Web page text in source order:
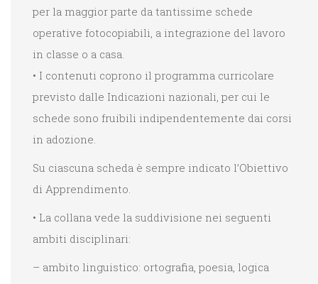
per la maggior parte da tantissime schede
operative fotocopiabili, a integrazione del lavoro
in classe o a casa.
• I contenuti coprono il programma curricolare
previsto dalle Indicazioni nazionali, per cui le
schede sono fruibili indipendentemente dai corsi
in adozione.
Su ciascuna scheda è sempre indicato l’Obiettivo
di Apprendimento.
• La collana vede la suddivisione nei seguenti
ambiti disciplinari:
– ambito linguistico: ortografia, poesia, logica